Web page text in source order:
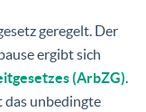
geregelt. Der
ergibt sich
(ArbZG).
das unbedingte